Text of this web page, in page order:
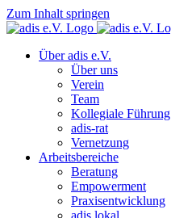
Zum Inhalt springen
Über adis e.V.
Über uns
Verein
Team
Kollegiale Führung
adis-rat
Vernetzung
Arbeitsbereiche
Beratung
Empowerment
Praxisentwicklung
adis lokal